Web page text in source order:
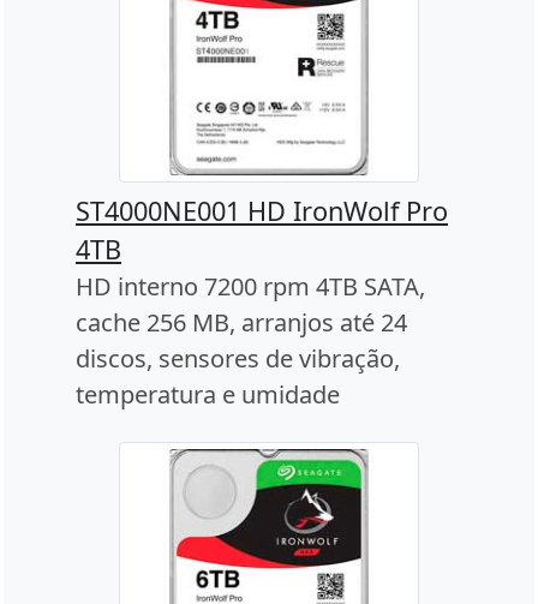
ST4000NE001 HD IronWolf Pro
4TB
HD interno 7200 rpm 4TB SATA,
cache 256 MB, arranjos até 24
discos, sensores de vibração,
temperatura e umidade